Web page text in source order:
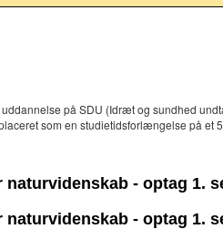
på SDU (Idræt og sundhed
som en studietidsforlængelse på et
- optag 1.
- optag 1.